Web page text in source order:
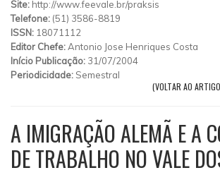
Site: http://www.feevale.br/praksis
Telefone: (51) 3586-8819
ISSN: 18071112
Editor Chefe:Antonio Jose Henriques Costa
Início Publicação: 31/07/2004
Periodicidade: Semestral
(VOLTAR AO
A IMIGRAÇÃO ALEMÃ E A
DE TRABALHO NO VALE